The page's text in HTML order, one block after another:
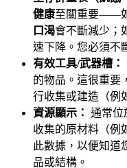
健康至關重要——
口渴會不斷減少；
速下降。您必須不
有效工具/武器槽：
的物品。這很重要
行收集或建造（例
資源顯示： 通常位
收集的原材料（例
此數據，以便知道
品或結構。